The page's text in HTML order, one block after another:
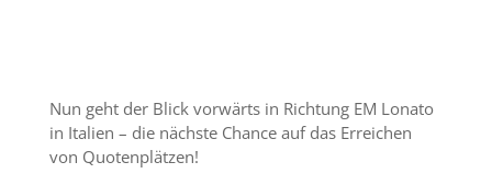
Nun geht der Blick vorwärts in Richtung EM Lonato
in Italien – die nächste Chance auf das Erreichen
von Quotenplätzen!